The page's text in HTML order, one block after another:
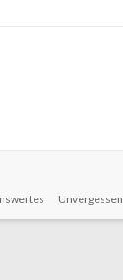
Unvergessen